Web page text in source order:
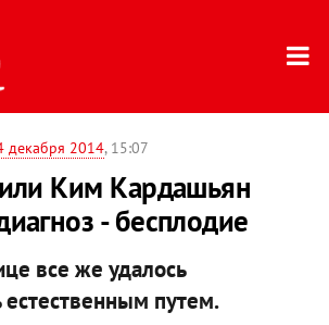
декабря 2014, 15:07
Ким Кардашьян
- бесплодие
все же удалось
естественным путем.